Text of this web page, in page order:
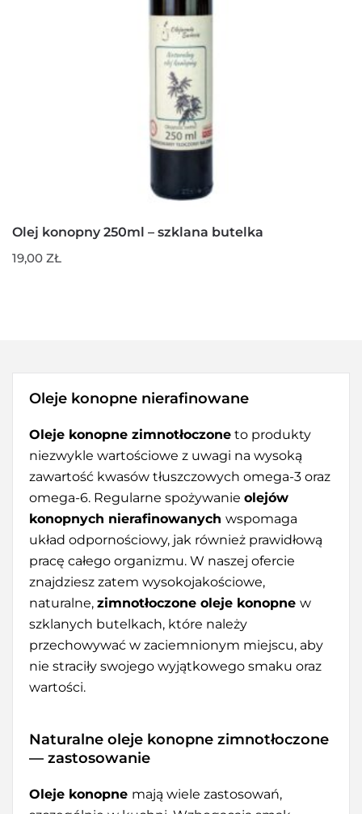
Olej konopny 250ml – szklana butelka
19,00 ZŁ
Oleje konopne nierafinowane
Oleje konopne zimnotłoczone to produkty
niezwykle wartościowe z uwagi na wysoką
zawartość kwasów tłuszczowych omega-3 oraz
omega-6. Regularne spożywanie olejów
konopnych nierafinowanych wspomaga
układ odpornościowy, jak również prawidłową
pracę całego organizmu. W naszej ofercie
znajdziesz zatem wysokojakościowe,
naturalne, zimnotłoczone oleje konopne w
szklanych butelkach, które należy
przechowywać w zaciemnionym miejscu, aby
nie straciły swojego wyjątkowego smaku oraz
wartości.
Naturalne oleje konopne zimnotłoczone
— zastosowanie
Oleje konopne mają wiele zastosowań,